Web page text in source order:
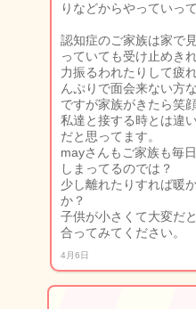
りなどからやっていっ
認知症のご家族は家で
っていても受け止めき
力振るわれたりして疲
んぷりで面会来ない方
ですが家族がきたら笑
私達と接する時とは違
だと思ってます。
mayさんもご家族も毎
しまってるのでは？
少し離れたりすれば暖
か？
子供が小さくて大変だ
合ってみてください。
4月6日